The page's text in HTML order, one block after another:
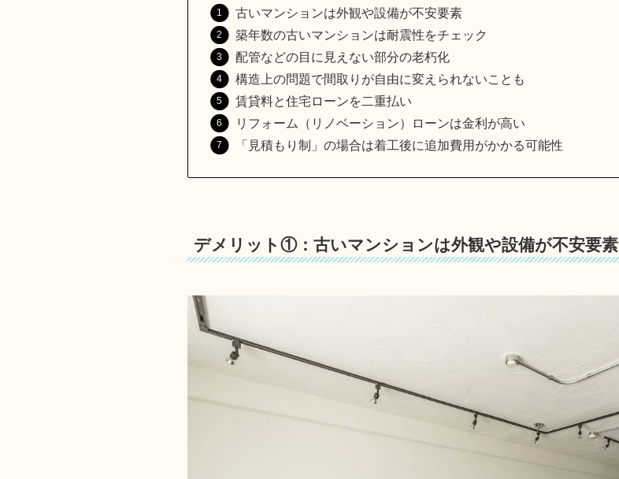
古いマンションは外観や設備が不安要素
築年数の古いマンションは耐震性をチェック
配管などの目に見えない部分の老朽化
構造上の問題で間取りが自由に変えられないことも
賃貸料と住宅ローンを二重払い
リフォーム（リノベーション）ローンは金利が高い
「見積もり制」の場合は着工後に追加費用がかかる可能性
デメリット①：古いマンションは外観や設備が不安要素